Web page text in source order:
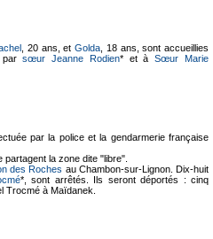
, 20 ans, etGolda , 18 ans, sont accueillies
parsœur Jeanne Rodien* et àSœur Marie
par la police et la gendarmerie française
partagent la zone dite "libre".
des Roches au Chambon-sur-Lignon. Dix-huit
*, sont arrêtés. Ils seront déportés : cinq
Trocmé à Maïdanek.